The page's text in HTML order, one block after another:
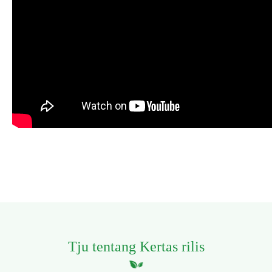
Tju tentang Kertas rilis